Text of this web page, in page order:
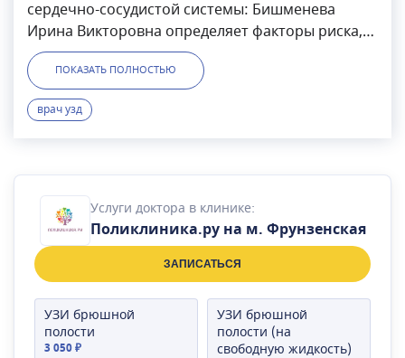
сердечно-сосудистой системы: Бишменева
Ирина Викторовна определяет факторы риска,
интерпретирует лабораторные данных и
функциональных исследований, проводит УЗ-
исследования.
ПОКАЗАТЬ ПОЛНОСТЬЮ
врач узд
Услуги доктора в клинике:
Поликлиника.ру на м. Фрунзенская
ЗАПИСАТЬСЯ
УЗИ брюшной
полости
3 050 ₽
УЗИ брюшной
полости (на
свободную жидкость)